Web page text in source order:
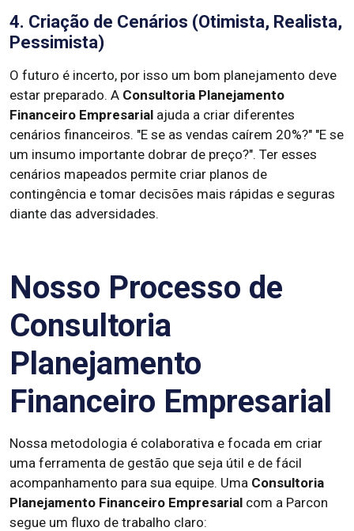
4. Criação de Cenários (Otimista, Realista,
Pessimista)
O futuro é incerto, por isso um bom planejamento deve
estar preparado. A Consultoria Planejamento
Financeiro Empresarial ajuda a criar diferentes
cenários financeiros. "E se as vendas caírem 20%?" "E se
um insumo importante dobrar de preço?". Ter esses
cenários mapeados permite criar planos de
contingência e tomar decisões mais rápidas e seguras
diante das adversidades.
Nosso Processo de
Consultoria
Planejamento
Financeiro Empresarial
Nossa metodologia é colaborativa e focada em criar
uma ferramenta de gestão que seja útil e de fácil
acompanhamento para sua equipe. Uma Consultoria
Planejamento Financeiro Empresarial com a Parcon
segue um fluxo de trabalho claro: